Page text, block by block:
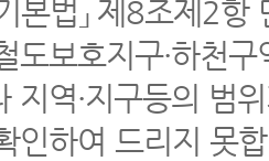
본법」 제8조제2
도보호지구·하천
지역·지구등의 범
인하여 드리지 못